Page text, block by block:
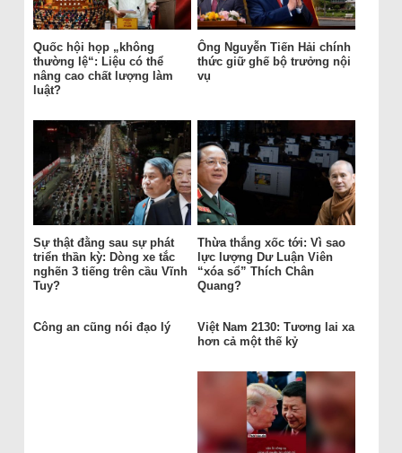
Quốc hội họp „không
thường lệ“: Liệu có thể
nâng cao chất lượng làm
luật?
Ông Nguyễn Tiến Hải chính
thức giữ ghế bộ trưởng nội
vụ
Sự thật đằng sau sự phát
triển thần kỳ: Dòng xe tắc
nghẽn 3 tiếng trên cầu Vĩnh
Tuy?
Thừa thắng xốc tới: Vì sao
lực lượng Dư Luận Viên
“xóa sổ” Thích Chân
Quang?
Công an cũng nói đạo lý
Việt Nam 2130: Tương lai xa
hơn cả một thế kỷ